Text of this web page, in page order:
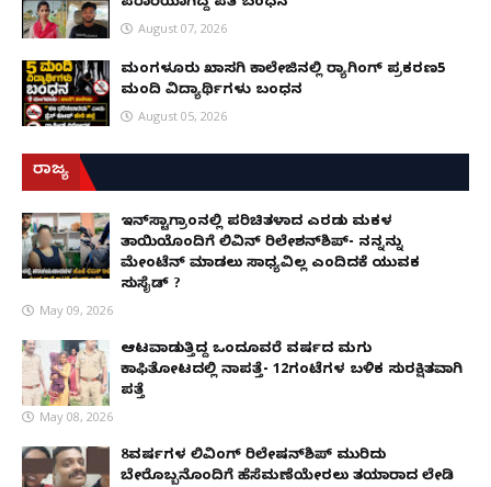
August 07, 2026
ಮಂಗಳೂರು ಖಾಸಗಿ ಕಾಲೇಜಿನಲ್ಲಿ ರ‌್ಯಾಗಿಂಗ್ ಪ್ರಕರಣ5
ಮಂದಿ ವಿದ್ಯಾರ್ಥಿಗಳು ಬಂಧನ
August 05, 2026
ರಾಜ್ಯ
ಇನ್​ಸ್ಟಾಗ್ರಾಂನಲ್ಲಿ ಪರಿಚಿತಳಾದ ಎರಡು ಮಕ್ಕಳ
ತಾಯಿಯೊಂದಿಗೆ ಲಿವಿನ್ ರಿಲೇಶನ್​ಶಿಪ್- ನನ್ನನ್ನು
ಮೇಂಟೆನ್ ಮಾಡಲು ಸಾಧ್ಯವಿಲ್ಲ ಎಂದಿದಕ್ಕೆ ಯುವಕ
ಸುಸೈಡ್ ?
May 09, 2026
ಆಟವಾಡುತ್ತಿದ್ದ ಒಂದೂವರೆ ವರ್ಷದ ಮಗು
ಕಾಫಿತೋಟದಲ್ಲಿ ನಾಪತ್ತೆ- 12ಗಂಟೆಗಳ ಬಳಿಕ ಸುರಕ್ಷಿತವಾಗಿ
ಪತ್ತೆ
May 08, 2026
8ವರ್ಷಗಳ ಲಿವಿಂಗ್‌ ರಿಲೇಷನ್‌ಶಿಪ್ ಮುರಿದು
ಬೇರೊಬ್ಬನೊಂದಿಗೆ ಹೆಸೆಮಣೆಯೇರಲು ತಯಾರಾದ ಲೇಡಿ